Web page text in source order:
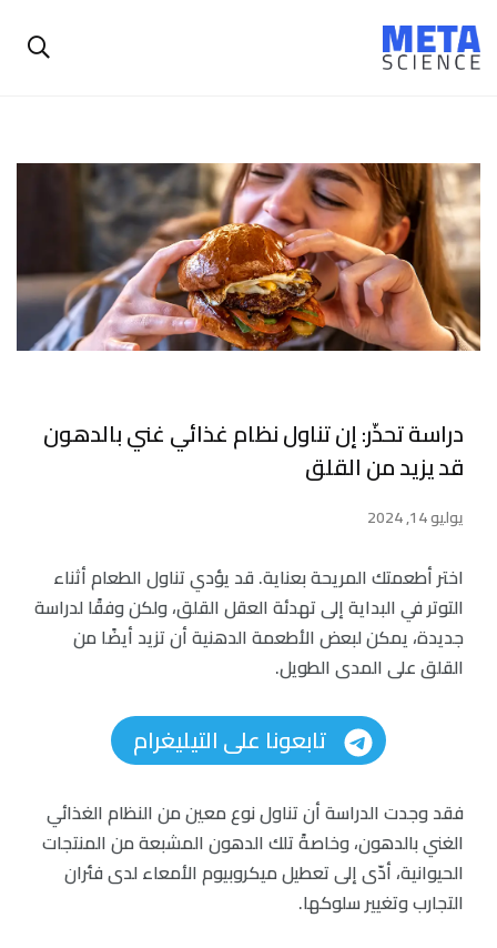
دراسة تحذّر: إن تناول نظام غذائي غني بالدهون
قد يزيد من القلق
يوليو 14, 2024
اختر أطعمتك المريحة بعناية. قد يؤدي تناول الطعام أثناء
التوتر في البداية إلى تهدئة العقل القلق، ولكن وفقًا لدراسة
جديدة، يمكن لبعض الأطعمة الدهنية أن تزيد أيضًا من
القلق على المدى الطويل.
تابعونا على التيليغرام
فقد وجدت الدراسة أن تناول نوع معين من النظام الغذائي
الغني بالدهون، وخاصةً تلك الدهون المشبعة من المنتجات
الحيوانية، أدّى إلى تعطيل ميكروبيوم الأمعاء لدى فئران
التجارب وتغيير سلوكها.